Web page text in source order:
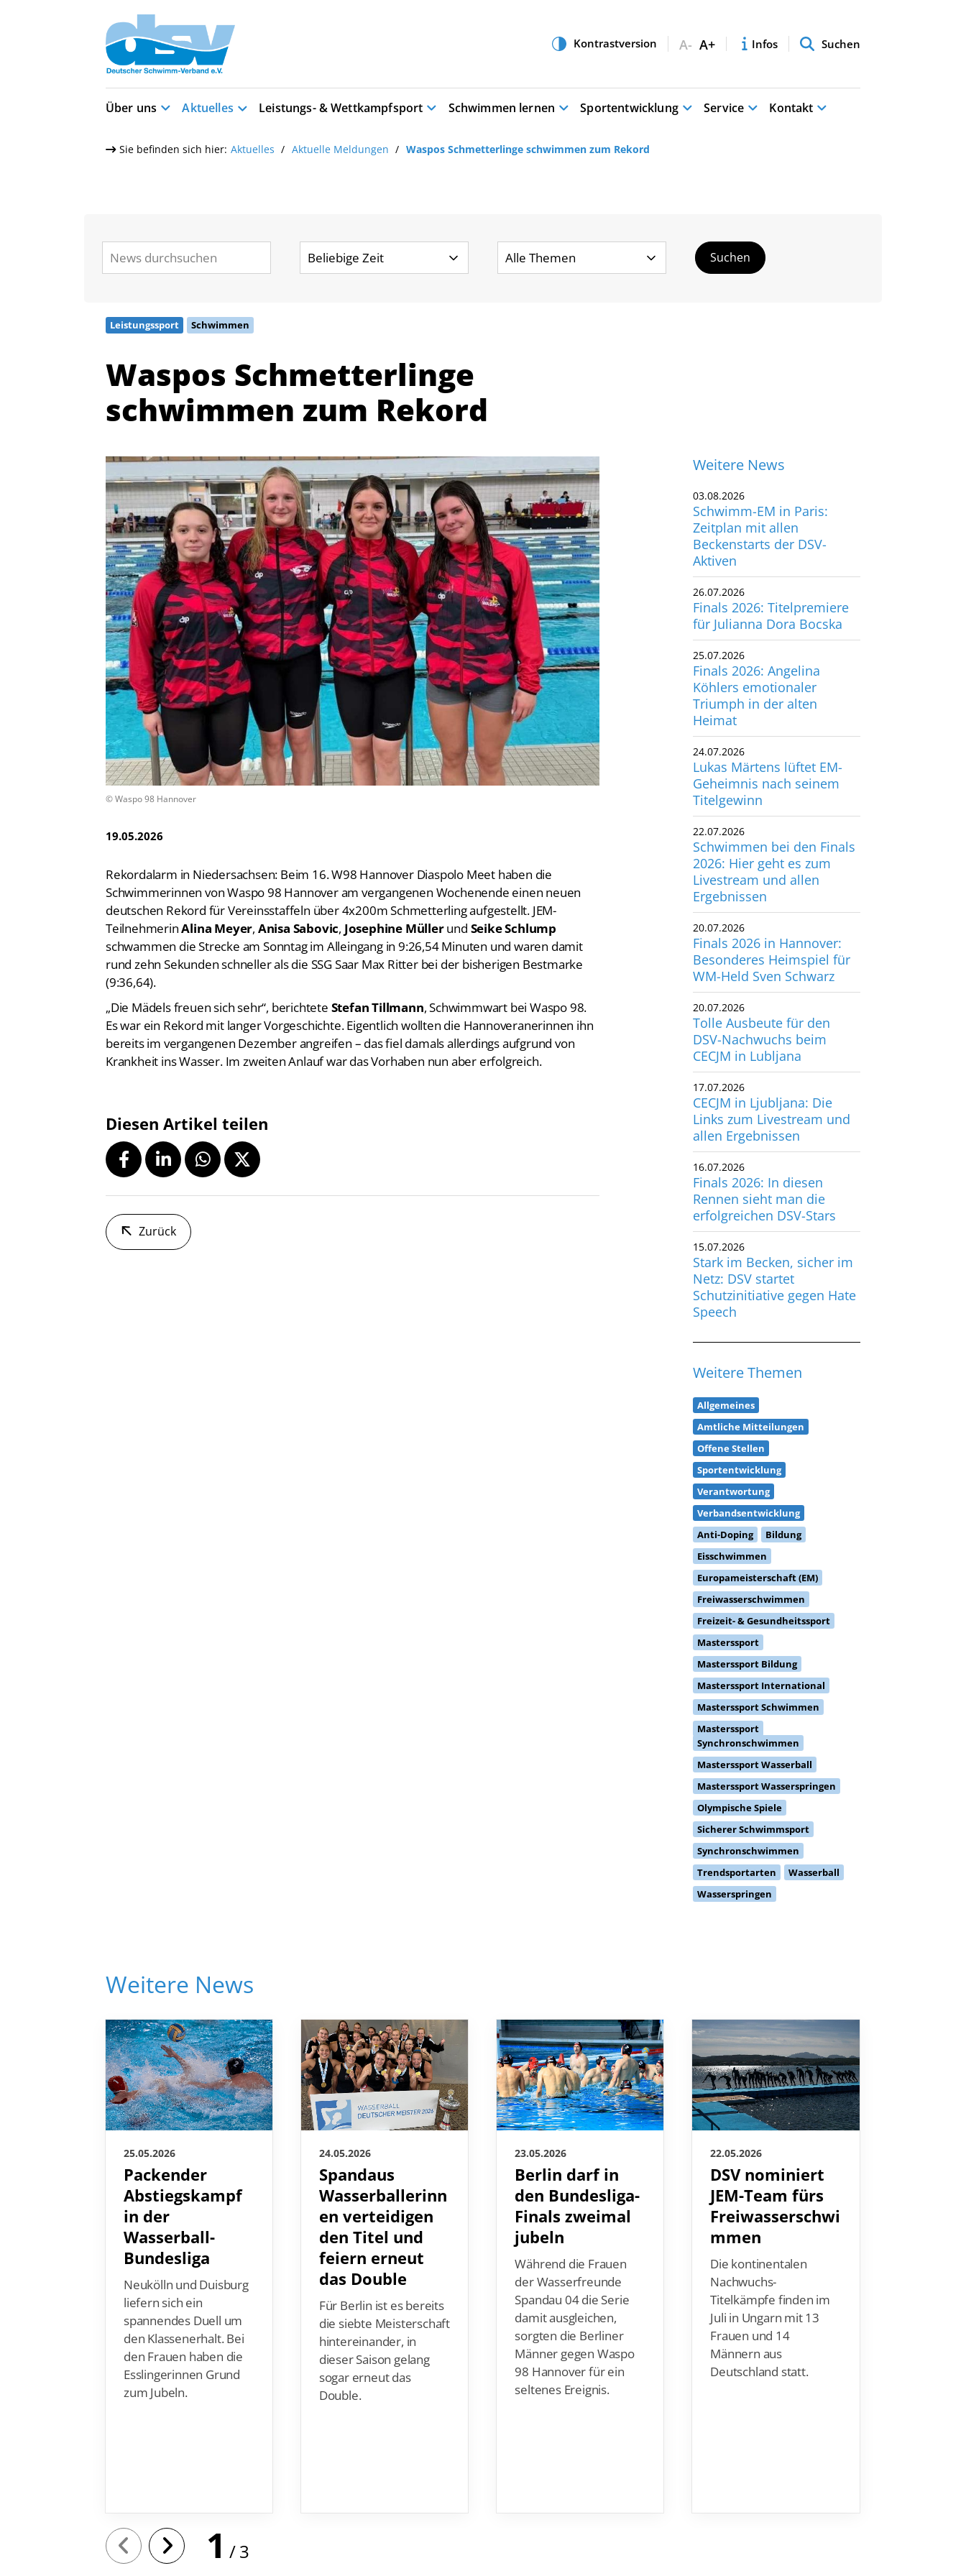
A- A+ Infos Suchen
Über uns Aktuelles Leistungs- & Wettkampfsport Schwimmen lernen Sportentwicklung Service Kontakt
Sie befinden sich hier: Aktuelles Aktuelle Meldungen Waspos Schmetterlinge schwimmen zum Rekord
Leistungssport Schwimmen
Waspos Schmetterlinge
schwimmen zum Rekord
© Waspo 98 Hannover
19.05.2026
Rekordalarm in Niedersachsen: Beim 16. W98 Hannover Diaspolo Meet haben die
Schwimmerinnen von Waspo 98 Hannover am vergangenen Wochenende einen neuen
deutschen Rekord für Vereinsstaffeln über 4x200m Schmetterling aufgestellt. JEM-
TeilnehmerinAlina Meyer, Anisa Sabovic, Josephine Müllerund Seike Schlump
schwammen die Strecke am Sonntag im Alleingang in 9:26,54 Minuten und waren damit
rund zehn Sekunden schneller als die SSG Saar Max Ritter bei der bisherigen Bestmarke
(9:36,64).
„Die Mädels freuen sich sehr“, berichtete Stefan Tillmann, Schwimmwart bei Waspo 98.
Es war ein Rekord mit langer Vorgeschichte. Eigentlich wollten die Hannoveranerinnen ihn
bereits im vergangenen Dezember angreifen – das fiel damals allerdings aufgrund von
Krankheit ins Wasser. Im zweiten Anlauf war das Vorhaben nun aber erfolgreich.
Diesen Artikel teilen
Zurück
Weitere News
03.08.2026
Schwimm-EM in Paris:
Zeitplan mit allen
Beckenstarts der DSV-
Aktiven
26.07.2026
Finals 2026: Titelpremiere
für Julianna Dora Bocska
25.07.2026
Finals 2026: Angelina
Köhlers emotionaler
Triumph in der alten
Heimat
24.07.2026
Lukas Märtens lüftet EM-
Geheimnis nach seinem
Titelgewinn
22.07.2026
Schwimmen bei den Finals
2026: Hier geht es zum
Livestream und allen
Ergebnissen
20.07.2026
Finals 2026 in Hannover:
Besonderes Heimspiel für
WM-Held Sven Schwarz
20.07.2026
Tolle Ausbeute für den
DSV-Nachwuchs beim
CECJM in Lubljana
17.07.2026
CECJM in Ljubljana: Die
Links zum Livestream und
allen Ergebnissen
16.07.2026
Finals 2026: In diesen
Rennen sieht man die
erfolgreichen DSV-Stars
15.07.2026
Stark im Becken, sicher im
Netz: DSV startet
Schutzinitiative gegen Hate
Speech
Weitere Themen
Allgemeines
Amtliche Mitteilungen
Offene Stellen
Sportentwicklung
Verantwortung
Verbandsentwicklung
Anti-Doping
Bildung
Eisschwimmen
Europameisterschaft (EM)
Freiwasserschwimmen
Freizeit- & Gesundheitssport
Masterssport
Masterssport Bildung
Masterssport International
Masterssport Schwimmen
Masterssport
Synchronschwimmen
Masterssport Wasserball
Masterssport Wasserspringen
Olympische Spiele
Sicherer Schwimmsport
Synchronschwimmen
Trendsportarten
Wasserball
Wasserspringen
Weitere News
25.05.2026
Packender
Abstiegskampf
in der
Wasserball-
Bundesliga
Neukölln und Duisburg
liefern sich ein
spannendes Duell um
den Klassenerhalt. Bei
den Frauen haben die
Esslingerinnen Grund
zum Jubeln.
24.05.2026
Spandaus
Wasserballerinn
en verteidigen
den Titel und
feiern erneut
das Double
Für Berlin ist es bereits
die siebte Meisterschaft
hintereinander, in
dieser Saison gelang
sogar erneut das
Double.
23.05.2026
Berlin darf in
den Bundesliga-
Finals zweimal
jubeln
Während die Frauen
der Wasserfreunde
Spandau 04 die Serie
damit ausgleichen,
sorgten die Berliner
Männer gegen Waspo
98 Hannover für ein
seltenes Ereignis.
22.05.2026
DSV nominiert
JEM-Team fürs
Freiwasserschwi
mmen
Die kontinentalen
Nachwuchs-
Titelkämpfe finden im
Juli in Ungarn mit 13
Frauen und 14
Männern aus
Deutschland statt.
1 3
Quicklinks
Vereinsfinder
Lizenzwesen
Zentrale Hinweisstelle
Anti-Doping
Recht auf sicheren Schwimmsport
Abteilungen
Schwimmen
Freiwasserschwimmen
Wasserspringen
Wasserball
Synchronschwimmen
Masterssport
Deutscher Schwimm-Verband e.V.
Korbacher Straße 93
D-34132 Kassel
Fax: +49 561 94083-15
info@dsv.de